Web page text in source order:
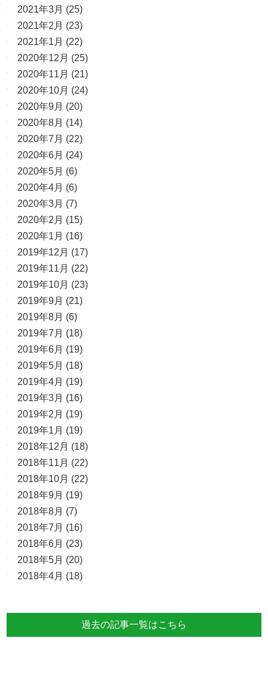
2021年3月 (25)
2021年2月 (23)
2021年1月 (22)
2020年12月 (25)
2020年11月 (21)
2020年10月 (24)
2020年9月 (20)
2020年8月 (14)
2020年7月 (22)
2020年6月 (24)
2020年5月 (6)
2020年4月 (6)
2020年3月 (7)
2020年2月 (15)
2020年1月 (16)
2019年12月 (17)
2019年11月 (22)
2019年10月 (23)
2019年9月 (21)
2019年8月 (6)
2019年7月 (18)
2019年6月 (19)
2019年5月 (18)
2019年4月 (19)
2019年3月 (16)
2019年2月 (19)
2019年1月 (19)
2018年12月 (18)
2018年11月 (22)
2018年10月 (22)
2018年9月 (19)
2018年8月 (7)
2018年7月 (16)
2018年6月 (23)
2018年5月 (20)
2018年4月 (18)
過去の記事一覧はこちら